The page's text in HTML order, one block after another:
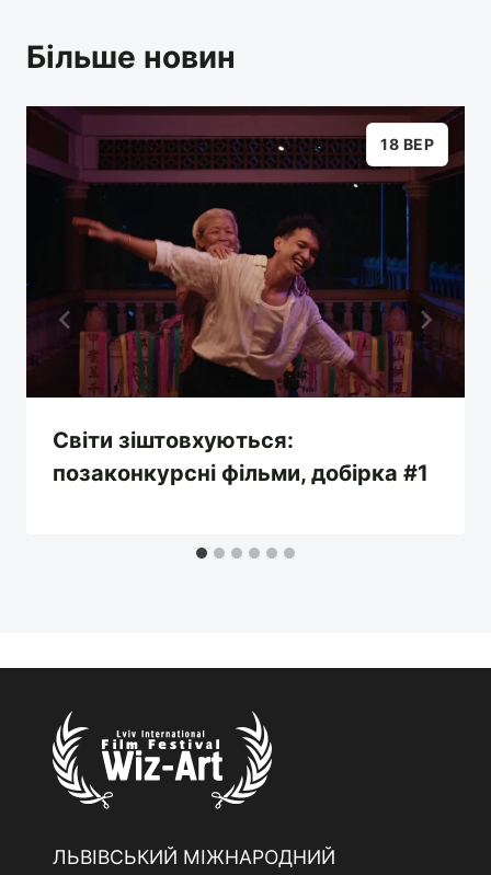
Більше новин
18 ВЕР
Світи зіштовхуються:
позаконкурсні фільми, добірка #1
ЛЬВІВСЬКИЙ МІЖНАРОДНИЙ